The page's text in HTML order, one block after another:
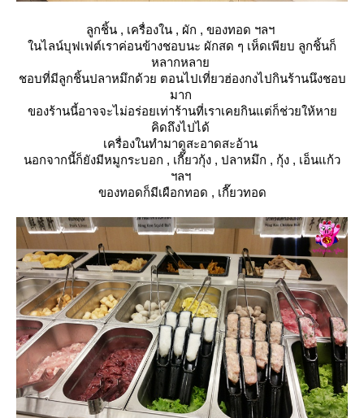
ลูกชิ้น , เครื่องใน , ผัก , ของทอด ฯลฯ
นไลน์บุฟเฟต์เราค่อนข้างชอบนะ ผักสด ๆ เห็ดเพียบ ลูกชิ้นก็
หลากหลา
ชอบที่มีลูกชิ้นปลาหมึกด้วย ตอนไปเที่ยวฮ่องกงไปกินร้านนึงชอบ
มาก
ของร้านนี้อาจจะไม่อร่อยเท่าร้านที่เราเคยกินแต่ก็ช่วยให้หา
คิดถึงไปได้
เครื่องในทำมาดูสะอาดสะอ้าน
นอกจากนี้ก็ยังมีหมูกระบอก , เกี๊ยวกุ้ง , ปลาหมึก , กุ้ง , เอ็นแก้ว
ฯลฯ
ของทอดก็มีเผือกทอด , เกี๊ยวทอด